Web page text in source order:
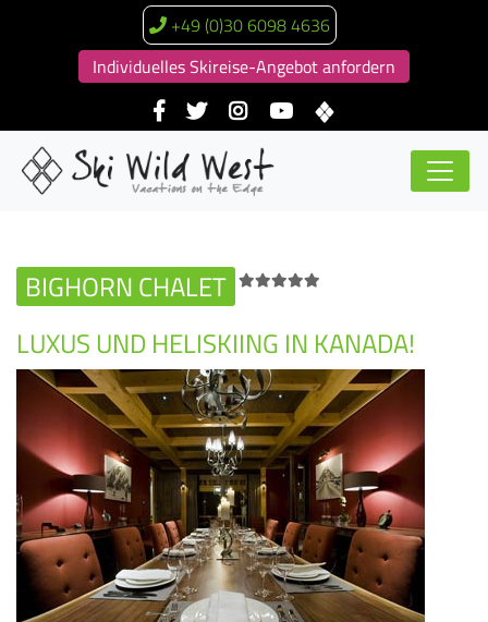
+49 (0)30 6098 4636
Individuelles Skireise-Angebot anfordern
BIGHORN CHALET
LUXUS UND HELISKIING IN KANADA!